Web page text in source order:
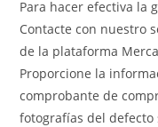
Para hacer efectiva la
Contacte con nuestro
de la plataforma
Proporcione la
comprobante de
fotografías del defecto